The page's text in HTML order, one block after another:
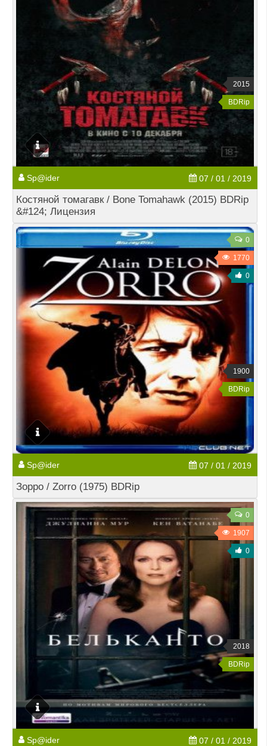
2015
BDRip
Sp@ider 07 / 01 / 2019
Костяной томагавк / Bone Tomahawk (2015) BDRip
&#124; Лицензия
0
1770
0
1900
BDRip
Sp@ider 07 / 01 / 2019
Зорро / Zorro (1975) BDRip
0
1907
0
2018
BDRip
Sp@ider 07 / 01 / 2019